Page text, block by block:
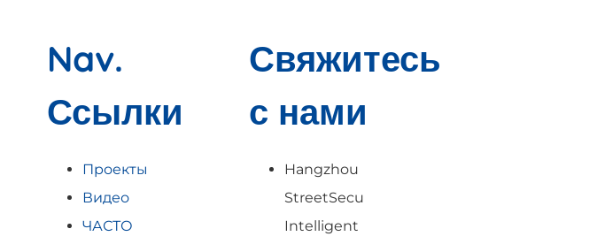
Nav.
Ссылки
Проекты
Видео
ЧАСТО
Свяжитесь
с нами
Hangzhou
StreetSecu
Intelligent